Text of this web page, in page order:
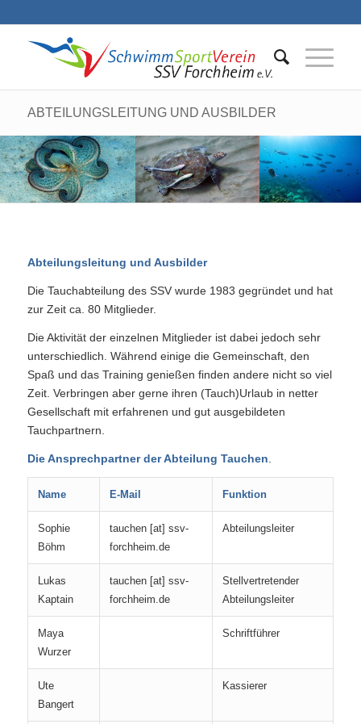
ABTEILUNGSLEITUNG UND AUSBILDER
Abteilungsleitung und Ausbilder
Die Tauchabteilung des SSV wurde 1983 gegründet und hat
zur Zeit ca. 80 Mitglieder.
Die Aktivität der einzelnen Mitglieder ist dabei jedoch sehr
unterschiedlich. Während einige die Gemeinschaft, den
Spaß und das Training genießen finden andere nicht so viel
Zeit. Verbringen aber gerne ihren (Tauch)Urlaub in netter
Gesellschaft mit erfahrenen und gut ausgebildeten
Tauchpartnern.
Die Ansprechpartner der Abteilung Tauchen
Name E-Mail Funktion
Sophie
Böhm
tauchen [at] ssv-
forchheim.de
Abteilungsleiter
Lukas
Kaptain
tauchen [at] ssv-
forchheim.de
Stellvertretender
Abteilungsleiter
Maya
Wurzer
Schriftführer
Ute
Bangert
Kassierer